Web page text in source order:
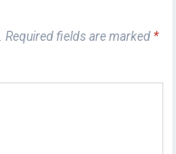
Required fields are marked *